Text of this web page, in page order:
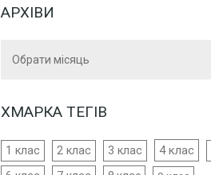
АРХІВИ
ХМАРКА ТЕГІВ
1 клас 2 клас 3 клас 4 клас